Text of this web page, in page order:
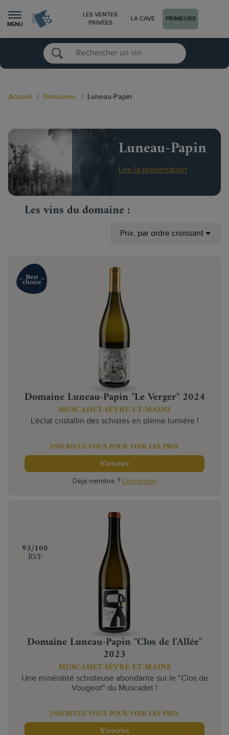
MENU
LES VENTES
PRIVÉES
LA CAVE PRIMEURS
Accueil Domaines Luneau-Papin
Luneau-Papin
Lire la présentation
Les vins du domaine :
Prix, par ordre croissant
Domaine Luneau-Papin "Le Verger" 2024
MUSCADET-SÈVRE-ET-MAINE
L'éclat cristallin des schistes en pleine lumière !
INSCRIVEZ-VOUS POUR VOIR LES PRIX
S'inscrire
Déjà membre ? Connexion
‍93/100
RVF
Domaine Luneau-Papin "Clos de l'Allée"
2023
MUSCADET-SÈVRE-ET-MAINE
Une minéralité schisteuse abondante sur le "Clos de
Vougeot" du Muscadet !
INSCRIVEZ-VOUS POUR VOIR LES PRIX
S'inscrire